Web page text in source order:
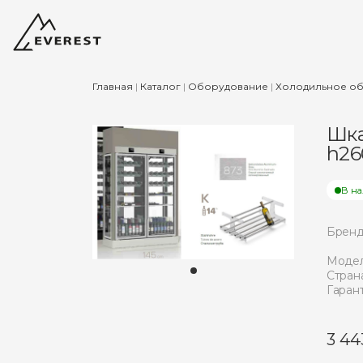
Главная | Каталог | Оборудование | Холодильное
В
3